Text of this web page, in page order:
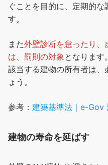
ぐことを目的に、定期的
す。
また外壁診断を怠ったり、
は、罰則の対象 となります。
該当する建物の所有者は、
ょう。
参考： 建築基準法｜e-Gov
建物の寿命を延ばす